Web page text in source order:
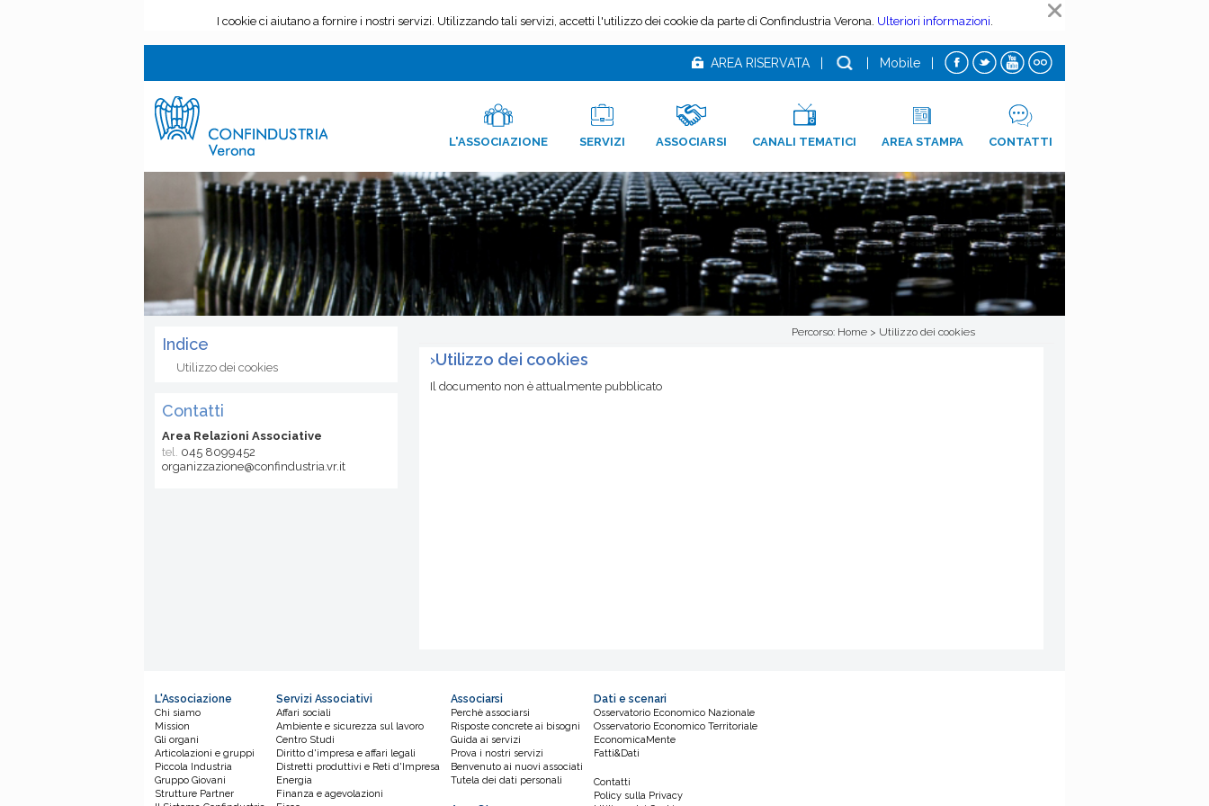
AREA RISERVATA Mobile
L'ASSOCIAZIONE SERVIZI ASSOCIARSI CANALI TEMATICI AREA STAMPA CONTATTI
Indice
Utilizzo dei cookies
Contatti
Area Relazioni Associative
tel. 045 8099452
organizzazione@confindustria.vr.it
Percorso: Home > Utilizzo dei cookies
›Utilizzo dei cookies
Il documento non è attualmente pubblicato
L'Associazione
Chi siamo
Mission
Gli organi
Articolazioni e gruppi
Piccola Industria
Gruppo Giovani
Strutture Partner
Servizi Associativi
Affari sociali
Ambiente e sicurezza sul lavoro
Centro Studi
Diritto d'impresa e affari legali
Distretti produttivi e Reti d'Impresa
Energia
Finanza e agevolazioni
Associarsi
Perchè associarsi
Risposte concrete ai bisogni
Guida ai servizi
Prova i nostri servizi
Benvenuto ai nuovi associati
Tutela dei dati personali
Dati e scenari
Osservatorio Economico Nazionale
Osservatorio Economico Territoriale
EconomicaMente
Fatti&Dati
Contatti
Policy sulla Privacy